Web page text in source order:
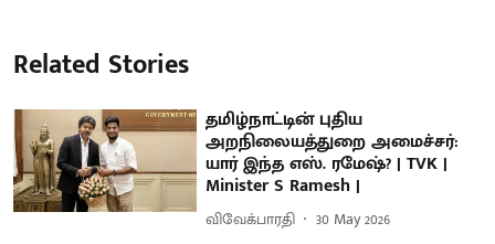
Related Stories
தமிழ்நாட்டின் புதிய
அறநிலையத்துறை அமைச்சர்:
யார் இந்த எஸ். ரமேஷ்? | TVK |
Minister S Ramesh |
விவேக்பாரதி 30 May 2026